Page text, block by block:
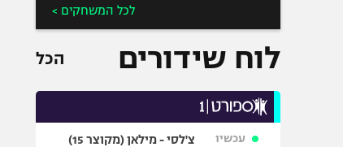
לכל המשחקים >
לוח שידורים הכל
עכשיו צ'לסי - מילאן (מקוצר 15)